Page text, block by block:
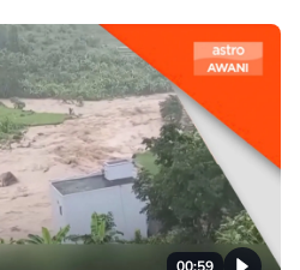
00:59